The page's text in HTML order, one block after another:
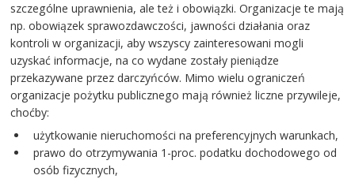
szczególne uprawnienia, ale też i obowiązki. Organizacje te mają
np. obowiązek sprawozdawczości, jawności działania oraz
kontroli w organizacji, aby wszyscy zainteresowani mogli
uzyskać informacje, na co wydane zostały pieniądze
przekazywane przez darczyńców. Mimo wielu ograniczeń
organizacje pożytku publicznego mają również liczne przywileje,
choćby:
użytkowanie nieruchomości na preferencyjnych warunkach,
prawo do otrzymywania 1-proc. podatku dochodowego od
osób fizycznych,